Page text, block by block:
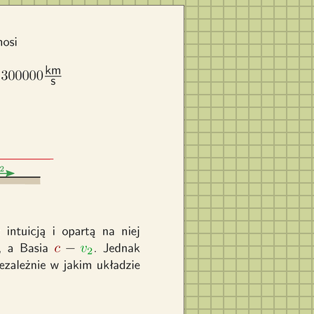
m/s w
Adam
jest